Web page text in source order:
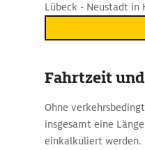
Lübeck - Neustadt in
Fahrtzeit
Ohne
insgesamt eine
einkalkuliert werden.